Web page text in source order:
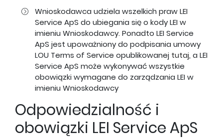
Wnioskodawca udziela wszelkich praw LEI
Service ApS do ubiegania się o kody LEI w
imieniu Wnioskodawcy. Ponadto LEI Service
ApS jest upoważniony do podpisania umowy
LOU Terms of Service opublikowanej tutaj, a LEI
Service ApS może wykonywać wszystkie
obowiązki wymagane do zarządzania LEI w
imieniu Wnioskodawcy
Odpowiedzialność i
obowiązki LEI Service ApS